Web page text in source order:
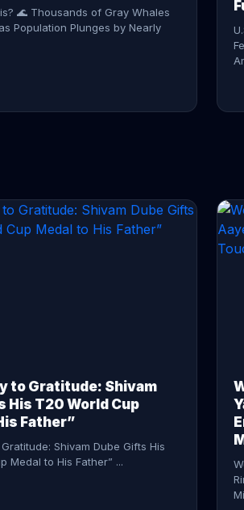
🌊 Thousands of Gray Whales
Population Plunges by Nearly
to Gratitude: Shivam
His T20 World Cup
Father”
Shivam Dube Gifts His
Medal to His Father” ...